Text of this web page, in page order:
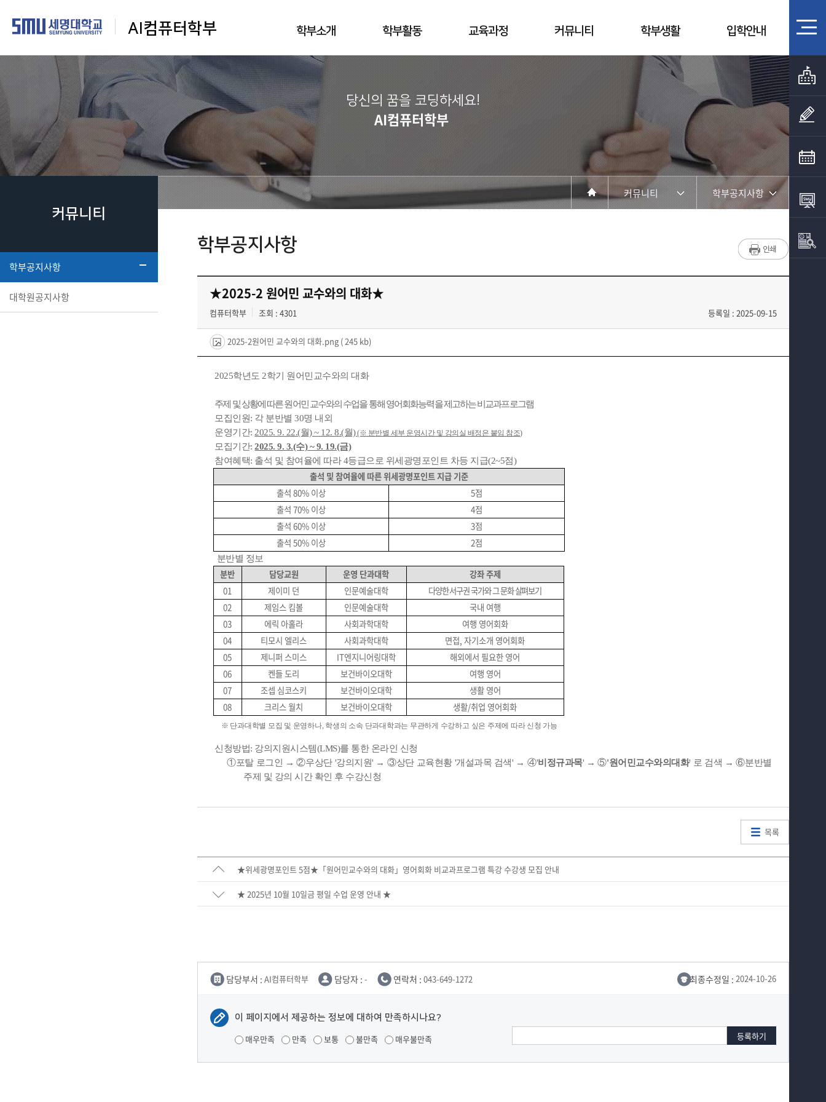
AI컴퓨터학부 학부소개 학부활동 교육과정 커뮤니티 학부생활 입학안내
당신의 꿈을 코딩하세요!
AI컴퓨터학부
커뮤니티
학부공지사항
대학원공지사항
커뮤니티
교육과정
학부공지사항
대학원공지사항
학부공지사항
★2025-2 원어민 교수와의 대화★
컴퓨터학부 조회 : 4301 등록일 : 2025-09-15
2025-2원어민 교수와의 대화.png ( 245 kb)
2025학년도 2학기 원어민교수와의 대화
주제 및 상황에 따른 원어민 교수와의 수업을 통해 영어회화능력을 제고하는 비교과프로그램
모집인원: 각 분반별 30명 내외
운영기간:2025. 9. 22.(월) ~ 12. 8.(월)(※ 분반별 세부 운영시간 및 강의실 배정은 붙임 참조)
모집기간:2025. 9. 3.(수) ~ 9. 19.(금)
참여혜택: 출석 및 참여율에 따라 4등급으로 위세광명포인트 차등 지급(2~5점)
출석 및 참여율에 따른 위세광명포인트 지급 기준
출석 80% 이상
5점
출석 70% 이상
4점
출석 60% 이상
3점
출석 50% 이상
2점
분반별 정보
분반 담당교원 운영 단과대학
강좌 주제
01
제이미 던 인문예술대학
다양한 서구권 국가와 그 문화 살펴보기
02
제임스 킴볼 인문예술대학
국내 여행
03
에릭 아홀라 사회과학대학
여행 영어회화
04
티모시 엘리스 사회과학대학
면접, 자기소개 영어회화
05
제니퍼 스미스 IT엔지니어링대학
해외에서 필요한 영어
06
켄들 도리 보건바이오대학
여행 영어
07
조셉 심코스키 보건바이오대학
생활 영어
08
크리스 월치 보건바이오대학 생활/취업 영어회화
※ 단과대학별 모집 및 운영하나, 학생의 소속 단과대학과는 무관하게 수강하고 싶은 주제에 따라 신청 가능
신청방법: 강의지원시스템(LMS)를 통한 온라인 신청
①포탈 로그인 → ②우상단 '강의지원' → ③상단 교육현황 '개설과목 검색' → ④'비정규과목' → ⑤'원어민교수와의대화' 로 검색 → ⑥분반별
주제 및 강의 시간 확인 후 수강신청
목록
★위세광명포인트 5점★「원어민교수와의 대화」영어회화 비교과프로그램 특강 수강생 모집 안내
★ 2025년 10월 10일금 평일 수업 운영 안내 ★
담당부서 : AI컴퓨터학부 담당자 : - 연락처 : 043-649-1272 최종수정일 : 2024-10-26
이 페이지에서 제공하는 정보에 대하여 만족하시나요?
매우만족 만족 보통 불만족 매우불만족